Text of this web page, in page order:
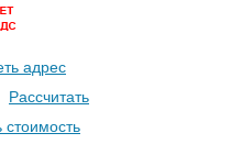
адрес
Расcчитать
стоимость